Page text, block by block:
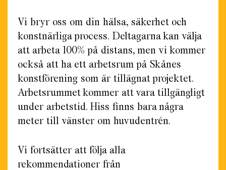
Vi bryr oss om din hälsa, säkerhet och
konstnärliga process. Deltagarna kan välja
att arbeta 100% på distans, men vi kommer
också att ha ett arbetsrum på Skånes
konstförening som är tillägnat projektet.
Arbetsrummet kommer att vara tillgängligt
under arbetstid. Hiss finns bara några
meter till vänster om huvudentrén.
Vi fortsätter att följa alla
rekommendationer från